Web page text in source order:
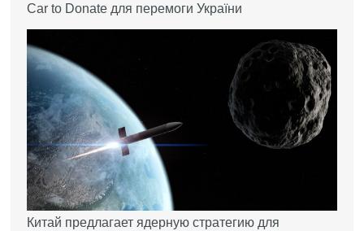
Car to Donate для перемоги України
Китай предлагает ядерную стратегию для